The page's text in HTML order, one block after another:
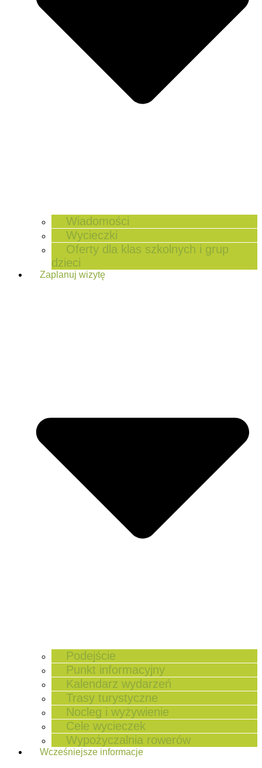
Wiadomości
Wycieczki
Oferty dla klas szkolnych i grup
dzieci
Zaplanuj wizytę
Podejście
Punkt informacyjny
Kalendarz wydarzeń
Trasy turystyczne
Nocleg i wyżywienie
Cele wycieczek
Wypożyczalnia rowerów
Wcześniejsze informacje